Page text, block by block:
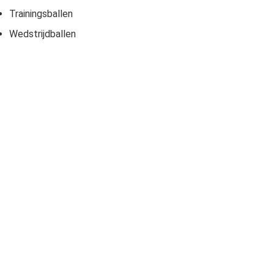
Trainingsballen
Wedstrijdballen